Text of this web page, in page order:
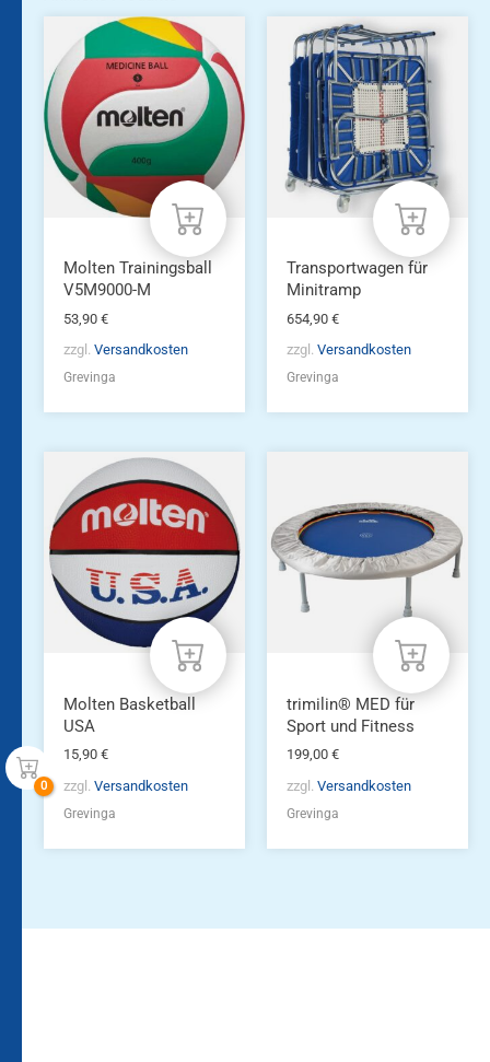
Molten Trainingsball
V5M9000-M
53,90 €
zzgl. Versandkosten
Grevinga
Transportwagen für
Minitramp
654,90 €
zzgl. Versandkosten
Grevinga
Molten Basketball
USA
15,90 €
zzgl. Versandkosten
Grevinga
trimilin® MED für
Sport und Fitness
199,00 €
zzgl. Versandkosten
Grevinga